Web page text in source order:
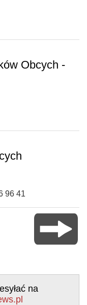
Obcych -
96 41
na